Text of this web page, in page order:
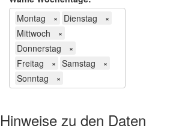
Montag
× Dienstag ×
Mittwoch ×
Donnerstag ×
Freitag × Samstag ×
Sonntag ×
Hinweise zu den Daten